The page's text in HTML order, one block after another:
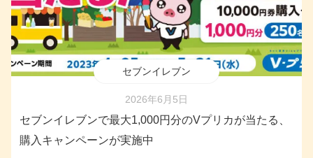
セブンイレブン
2026年6月5日
セブンイレブンで最大1,000円分のVプリカが当たる、
購入キャンペーンが実施中